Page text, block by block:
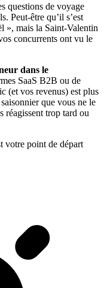
questions de voyage
Peut-être qu’il s’est
», mais la Saint-Valentin
concurrents ont vu le
dans le
SaaS B2B ou de
(et vos revenus) est plus
que vous ne le
réagissent trop tard ou
votre point de départ